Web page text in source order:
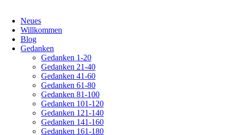
überspringen
Neues
Willkommen
Blog
Gedanken
Gedanken 1-20
Gedanken 21-40
Gedanken 41-60
Gedanken 61-80
Gedanken 81-100
Gedanken 101-120
Gedanken 121-140
Gedanken 141-160
Gedanken 161-180